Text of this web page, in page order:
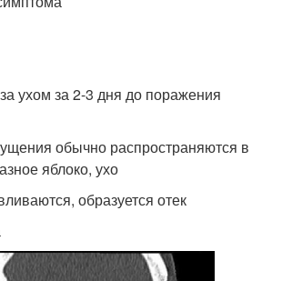
ухом за 2-3 дня до поражения
обычно распространяются в
яблоко, ухо
образуется отек